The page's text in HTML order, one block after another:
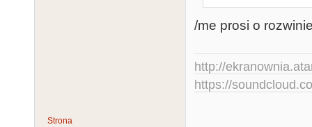
/me prosi o
http://
https://
Strona